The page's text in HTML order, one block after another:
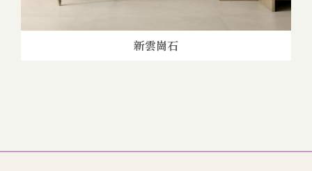
新雲崗石